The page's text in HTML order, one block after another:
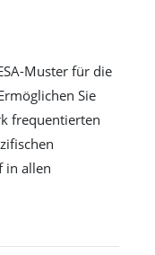
Muster für die
Sie
frequentierten
in allen